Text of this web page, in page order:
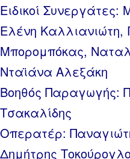
Ειδικοί
Ελένη Καλλιανιώτη,
Μπορομπόκας,
Νταϊάνα Αλεξάκη
Βοηθός Παραγωγής:
Τσακαλίδης
Οπερατέρ:
Δημήτρης